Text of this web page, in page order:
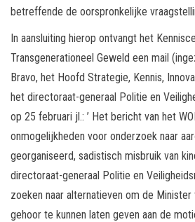
betreffende de oorspronkelijke
In aansluiting hierop ontvangt het
Transgenerationeel Geweld een mail
Bravo, het Hoofd Strategie, Kennis,
het directoraat-generaal Politie en
op 25 februari jl.: ’ Het bericht van het
onmogelijkheden voor onderzoek naar
georganiseerd, sadistisch misbruik van
directoraat-generaal Politie en
zoeken naar alternatieven om de
gehoor te kunnen laten geven aan de